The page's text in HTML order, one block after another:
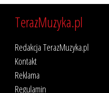
TerazMuzyka.pl
Redakcja TerazMuzyka.pl
Kontakt
Reklama
Regulamin